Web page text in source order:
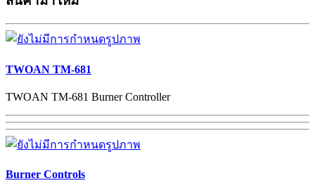
TWOAN TM-681
TWOAN TM-681 Burner Controller
Burner Controls